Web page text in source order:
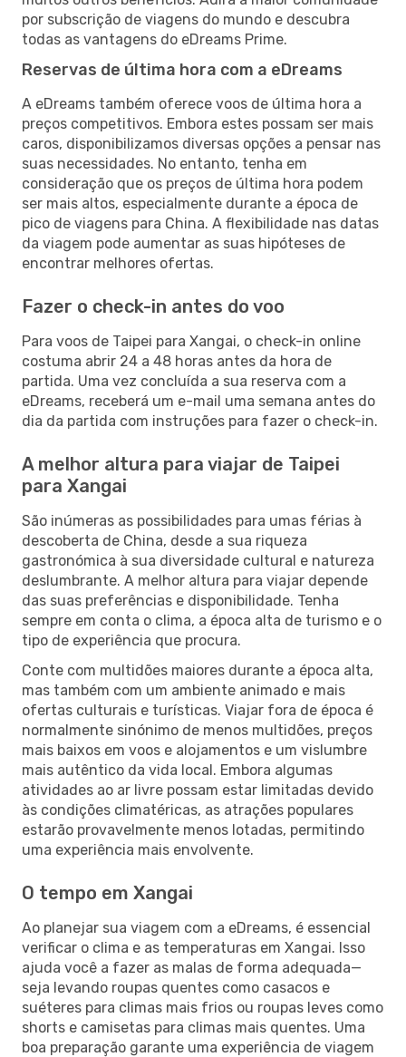
por subscrição de viagens do mundo e descubra
todas as vantagens do eDreams Prime.
Reservas de última hora com a eDreams
A eDreams também oferece voos de última hora a
preços competitivos. Embora estes possam ser mais
caros, disponibilizamos diversas opções a pensar nas
suas necessidades. No entanto, tenha em
consideração que os preços de última hora podem
ser mais altos, especialmente durante a época de
pico de viagens para China. A flexibilidade nas datas
da viagem pode aumentar as suas hipóteses de
encontrar melhores ofertas.
Fazer o check-in antes do voo
Para voos de Taipei para Xangai, o check-in online
costuma abrir 24 a 48 horas antes da hora de
partida. Uma vez concluída a sua reserva com a
eDreams, receberá um e-mail uma semana antes do
dia da partida com instruções para fazer o check-in.
A melhor altura para viajar de Taipei
para Xangai
São inúmeras as possibilidades para umas férias à
descoberta de China, desde a sua riqueza
gastronómica à sua diversidade cultural e natureza
deslumbrante. A melhor altura para viajar depende
das suas preferências e disponibilidade. Tenha
sempre em conta o clima, a época alta de turismo e o
tipo de experiência que procura.
Conte com multidões maiores durante a época alta,
mas também com um ambiente animado e mais
ofertas culturais e turísticas. Viajar fora de época é
normalmente sinónimo de menos multidões, preços
mais baixos em voos e alojamentos e um vislumbre
mais autêntico da vida local. Embora algumas
atividades ao ar livre possam estar limitadas devido
às condições climatéricas, as atrações populares
estarão provavelmente menos lotadas, permitindo
uma experiência mais envolvente.
O tempo em Xangai
Ao planejar sua viagem com a eDreams, é essencial
verificar o clima e as temperaturas em Xangai. Isso
ajuda você a fazer as malas de forma adequada—
seja levando roupas quentes como casacos e
suéteres para climas mais frios ou roupas leves como
shorts e camisetas para climas mais quentes. Uma
boa preparação garante uma experiência de viagem